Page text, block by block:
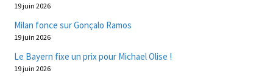
19 juin 2026
Milan fonce sur Gonçalo Ramos
19 juin 2026
Le Bayern fixe un prix pour Michael Olise !
19 juin 2026